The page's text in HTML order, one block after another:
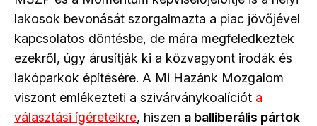
lakosok bevonását szorgalmazta a piac jövőjével
kapcsolatos döntésbe, de mára megfeledkeztek
ezekről, úgy árusítják ki a közvagyont irodák és
lakóparkok építésére. A Mi Hazánk Mozgalom
viszont emlékezteti a szivárványkoalíciót a
választási ígéreteikre, hiszen a balliberális pártok